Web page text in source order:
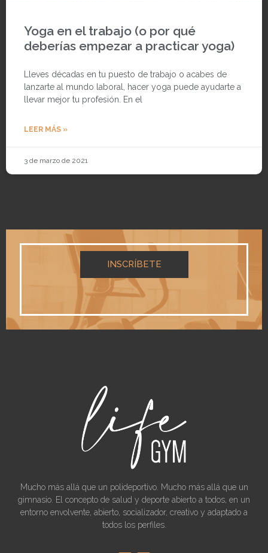
Yoga en el trabajo (o por qué
deberías empezar a practicar yoga)
Lleves décadas en tu puesto de trabajo o acabes de
lanzarte al mundo laboral, hacer yoga puede ayudarte a
llevar mejor tu profesión. En el
LEER MÁS »
3 de marzo de 2021
INSCRÍBETE
Mucho más allá que un polideportivo. Mucho más allá que un
gimnasio. El concepto de salud y deporte abierto a todos, en un
entorno envolvente, abierto, socializador, creativo y adaptado a
todos los perfiles.